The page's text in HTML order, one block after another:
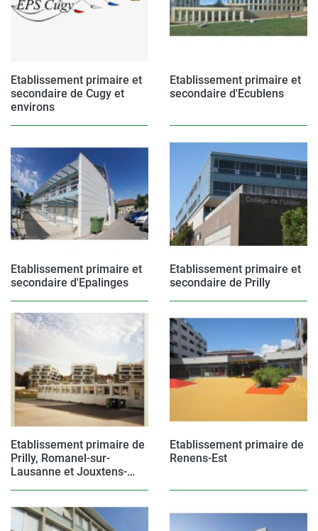
Etablissement primaire et
secondaire de Cugy et
environs
Etablissement primaire et
secondaire d'Ecublens
Etablissement primaire et
secondaire d'Epalinges
Etablissement primaire et
secondaire de Prilly
Etablissement primaire de
Prilly, Romanel-sur-
Lausanne et Jouxtens-
Etablissement primaire de
Renens-Est